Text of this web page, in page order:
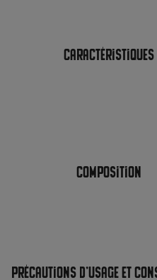
Caractéristiques
Composition
Précautions d'usage et